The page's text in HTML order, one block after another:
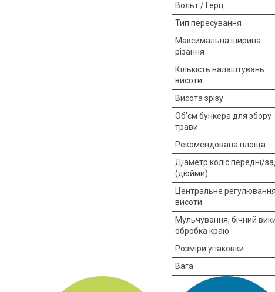
Вольт / Герц
Тип пересування
Максимальна ширина
різання
Кількість налаштувань
висоти
Висота зрізу
Об'єм бункера для збору
трави
Рекомендована площа
Діаметр коліс передні/
(дюйми)
Центральне регулювання
висоти
Мульчування, бічний
обробка краю
Розміри упаковки
Вага